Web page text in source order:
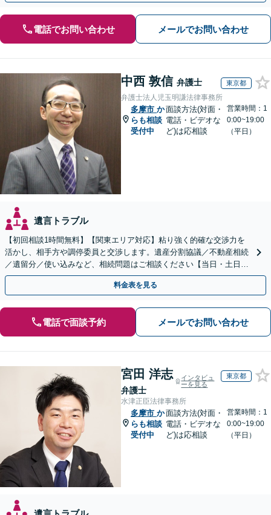
電話でお問い合わせ メールでお問い合わせ
中西 敦信 弁護士 東京都
弁護士法人児玉明謙法律事務所
多摩市 か
らも相談
受付中
面談方法(対面・
電話・ビデオな
ど)は応相談
営業時間：1
0:00~19:00
（平日）
遺言トラブル
【初回相談1時間無料】【関東エリア対応】粘り強く的確な交渉力を
活かし、相手方や調停委員と交渉します。遺産分割協議／不動産相続
／遺留分／使い込みなど、相続問題はご相談ください【当日・土日対
応可】トラブル前の段階でも相談可。メール24時間受付
料金表を見る
電話で面談予約 メールでお問い合わせ
宮田 洋志
弁護士
インタビュ
ーを見る
東京都
水津正臣法律事務所
多摩市 か
らも相談
受付中
面談方法(対面・
電話・ビデオな
ど)は応相談
営業時間：1
0:00~19:00
（平日）